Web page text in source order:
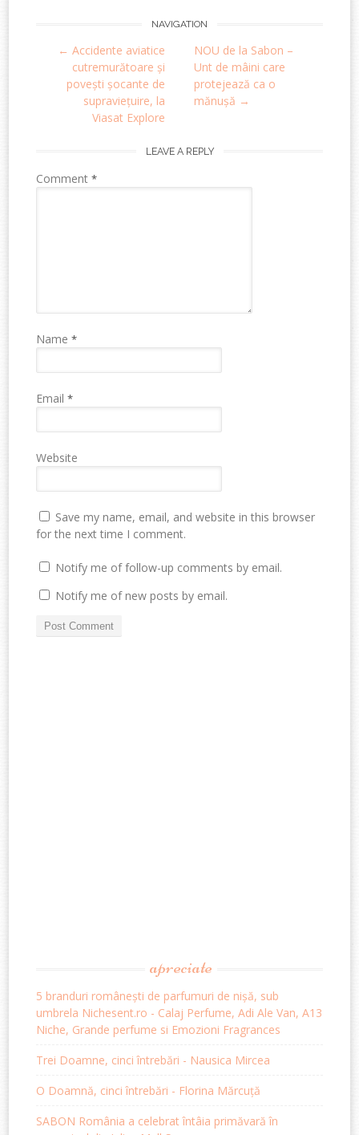
navigation
NAVIGATION
← Accidente aviatice
cutremurătoare și
povești șocante de
supraviețuire, la
Viasat Explore
NOU de la Sabon –
Unt de mâini care
protejează ca o
mănușă →
LEAVE A REPLY
Comment*
Name*
Email*
Website
Save my name, email, and website in this browser
for the next time I comment.
Notify me of follow-up comments by email.
Notify me of new posts by email.
apreciate
5 branduri românești de parfumuri de nișă, sub
umbrela Nichesent.ro - Calaj Perfume, Adi Ale Van, A13
Niche, Grande perfume si Emozioni Fragrances
Trei Doamne, cinci întrebări - Nausica Mircea
O Doamnă, cinci întrebări - Florina Mărcuță
SABON România a celebrat întâia primăvară în